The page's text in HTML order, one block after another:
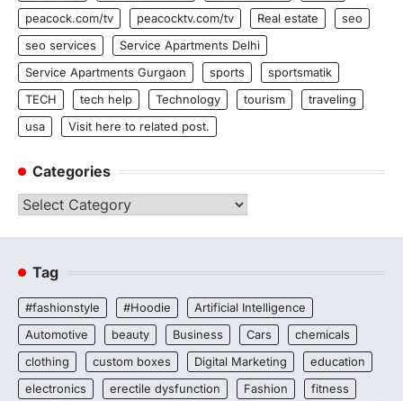
peacock.com/tv
peacocktv.com/tv Real estate
seo
seo services
Service Apartments Delhi
Service Apartments Gurgaon
sports
sportsmatik
TECH
tech help Technology tourism
traveling
usa
Visit here to related post.
Categories
Categories
Tag
#fashionstyle #Hoodie
Artificial Intelligence
Automotive
beauty Business Cars
chemicals
clothing
custom boxes Digital Marketing
education
electronics
erectile dysfunction Fashion
fitness